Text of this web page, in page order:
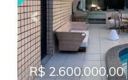
Previous
R$ 2.600.000,00